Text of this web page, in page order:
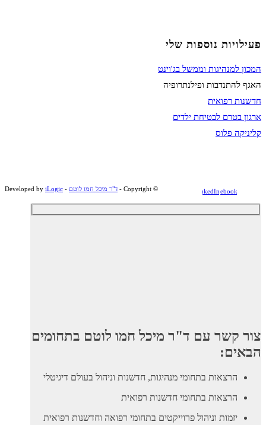
פעילויות נוספות שלי
המכון למנהיגות וממשל בג'וינט
האגף להתנדבות ופילנתרופיה
חדשנות רפואית
ארגון בטרם לבטיחת ילדים
קליניקה פלוס
© ‫Copyright - ד"ר מיכל חמו לוטם - Developed by
iLogic LinkedInFacebook
צור קשר עם ד"ר מיכל חמו לוטם בתחומים
הבאים:
הרצאות בתחומי מנהיגות, חדשנות וניהול בעולם דיגיטלי
הרצאות בתחומי חדשנות רפואית
יזמות וניהול פרוייקטים בתחומי רפואה וחדשנות רפואית